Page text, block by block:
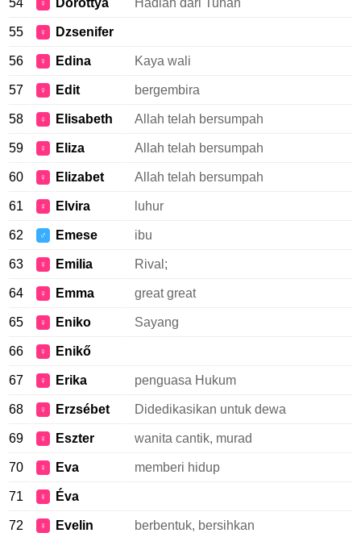
54 ♀ Dorottya Hadiah dari Tuhan
55 ♀ Dzsenifer
56 ♀ Edina Kaya wali
57 ♀ Edit bergembira
58 ♀ Elisabeth Allah telah bersumpah
59 ♀ Eliza Allah telah bersumpah
60 ♀ Elizabet Allah telah bersumpah
61 ♀ Elvira luhur
62 ♂ Emese ibu
63 ♀ Emilia Rival;
64 ♀ Emma great great
65 ♀ Eniko Sayang
66 ♀ Enikő
67 ♀ Erika penguasa Hukum
68 ♀ Erzsébet Didedikasikan untuk dewa
69 ♀ Eszter wanita cantik, murad
70 ♀ Eva memberi hidup
71 ♀ Éva
72 ♀ Evelin berbentuk, bersihkan